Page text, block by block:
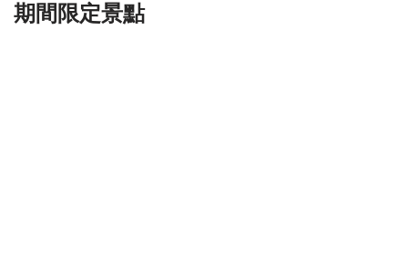
期間限定景點